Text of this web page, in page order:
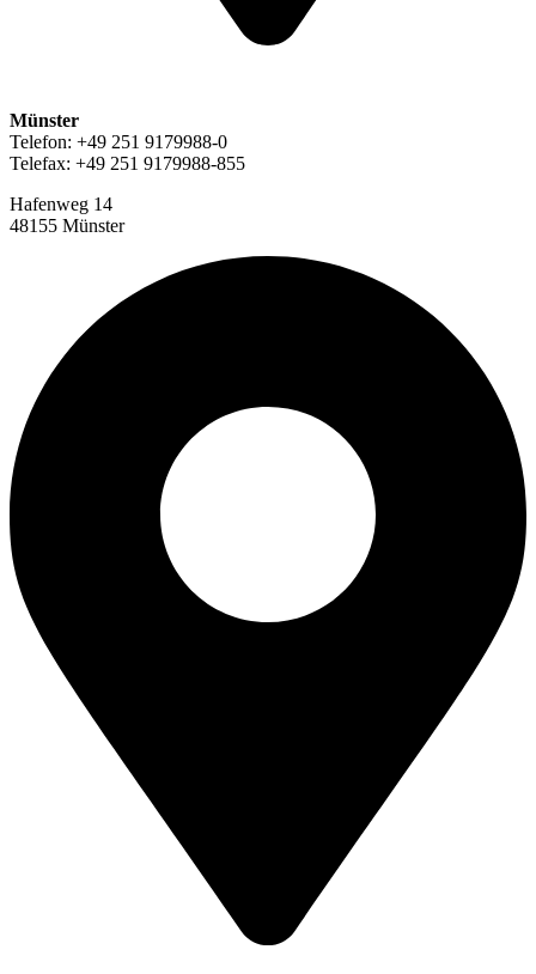
Münster
Telefon: +49 251 9179988-0
Telefax: +49 251 9179988-855
Hafenweg 14
48155 Münster